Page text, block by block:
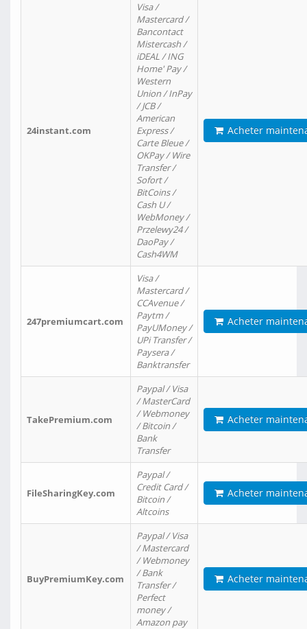
24instant.com
Visa /
Mastercard /
Bancontact
Mistercash /
iDEAL / ING
Home' Pay /
Western
Union / InPay
/ JCB /
American
Express /
Carte Bleue /
OKPay / Wire
Transfer /
Sofort /
BitCoins /
Cash U /
WebMoney /
Przelewy24 /
DaoPay /
Cash4WM
Acheter
247premiumcart.com
Visa /
Mastercard /
CCAvenue /
Paytm /
PayUMoney /
UPi Transfer /
Paysera /
Banktransfer
Acheter
TakePremium.com
Paypal / Visa
/ MasterCard
/ Webmoney
/ Bitcoin /
Bank
Transfer
Acheter
FileSharingKey.com
Paypal /
Credit Card /
Bitcoin /
Altcoins
Acheter
BuyPremiumKey.com
Paypal / Visa
/ Mastercard
/ Webmoney
/ Bank
Transfer /
Perfect
money /
Amazon pay
Acheter